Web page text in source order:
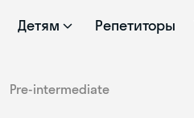
Детям Репетиторы
Pre-intermediate